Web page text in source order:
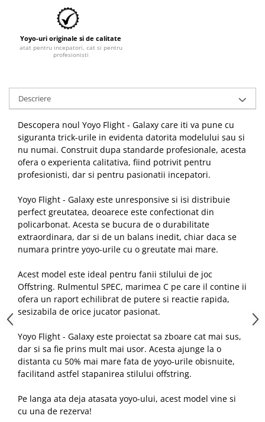
Yoyo-uri originale si de calitate
atat pentru incepatori, cat si pentru
profesionisti
Descriere
Descopera noul Yoyo Flight - Galaxy care iti va pune cu
siguranta trick-urile in evidenta datorita modelului sau si
nu numai. Construit dupa standarde profesionale, acesta
ofera o experienta calitativa, fiind potrivit pentru
profesionisti, dar si pentru pasionatii incepatori.
Yoyo Flight - Galaxy este unresponsive si isi distribuie
perfect greutatea, deoarece este confectionat din
policarbonat. Acesta se bucura de o durabilitate
extraordinara, dar si de un balans inedit, chiar daca se
numara printre yoyo-urile cu o greutate mai mare.
Acest model este ideal pentru fanii stilului de joc
Offstring. Rulmentul SPEC, marimea C pe care il contine ii
ofera un raport echilibrat de putere si reactie rapida,
sesizabila de orice jucator pasionat.
Yoyo Flight - Galaxy este proiectat sa zboare cat mai sus,
dar si sa fie prins mult mai usor. Acesta ajunge la o
distanta cu 50% mai mare fata de yoyo-urile obisnuite,
facilitand astfel stapanirea stilului offstring.
Pe langa ata deja atasata yoyo-ului, acest model vine si
cu una de rezerva!